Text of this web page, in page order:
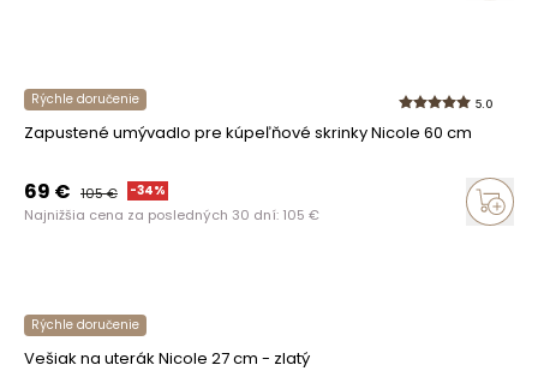
Rýchle doručenie 5.0
Zapustené umývadlo pre kúpeľňové skrinky Nicole 60 cm
69 € 105€ -34%
Najnižšia cena za posledných 30 dní: 105 €
Rýchle doručenie
Vešiak na uterák Nicole 27 cm - zlatý